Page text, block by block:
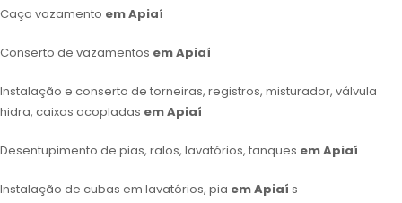
Caça vazamento em Apiaí
Conserto de vazamentos em Apiaí
Instalação e conserto de torneiras, registros, misturador, válvula
hidra, caixas acopladas em Apiaí
Desentupimento de pias, ralos, lavatórios, tanques em Apiaí
Instalação de cubas em lavatórios, pia em Apiaí s